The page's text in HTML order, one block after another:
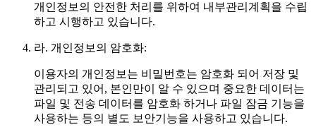
개인정보의 안전한 처리를 위하여 내부관리계획을 수립
하고 시행하고 있습니다.
라. 개인정보의 암호화:
이용자의 개인정보는 비밀번호는 암호화 되어 저장 및
관리되고 있어, 본인만이 알 수 있으며 중요한 데이터는
파일 및 전송 데이터를 암호화 하거나 파일 잠금 기능을
사용하는 등의 별도 보안기능을 사용하고 있습니다.